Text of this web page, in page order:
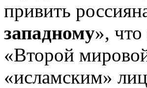
привить
западному»,
«Второй
«исламским»